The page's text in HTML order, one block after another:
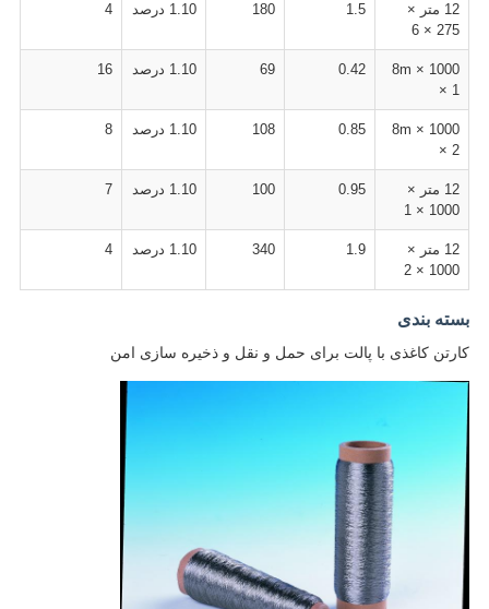
12 متر ×
275 × 6
1.5
180 1.10 درصد 4
8m × 1000
× 1
0.42
69 1.10 درصد 16
8m × 1000
× 2
0.85
108 1.10 درصد 8
12 متر ×
1000 × 1
0.95
100 1.10 درصد 7
12 متر ×
1000 × 2
1.9
340 1.10 درصد 4
بسته بندی
کارتن کاغذی با پالت برای حمل و نقل و ذخیره سازی امن